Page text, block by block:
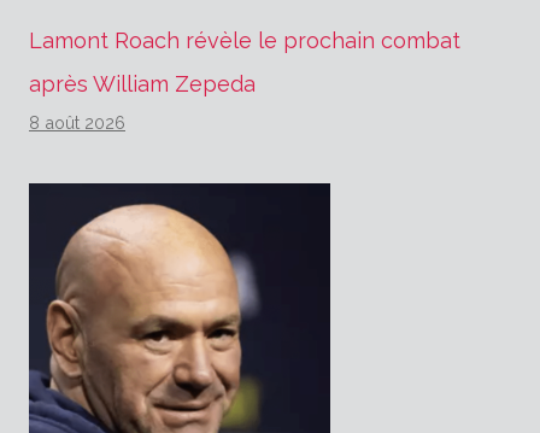
Lamont Roach révèle le prochain combat
après William Zepeda
8 août 2026